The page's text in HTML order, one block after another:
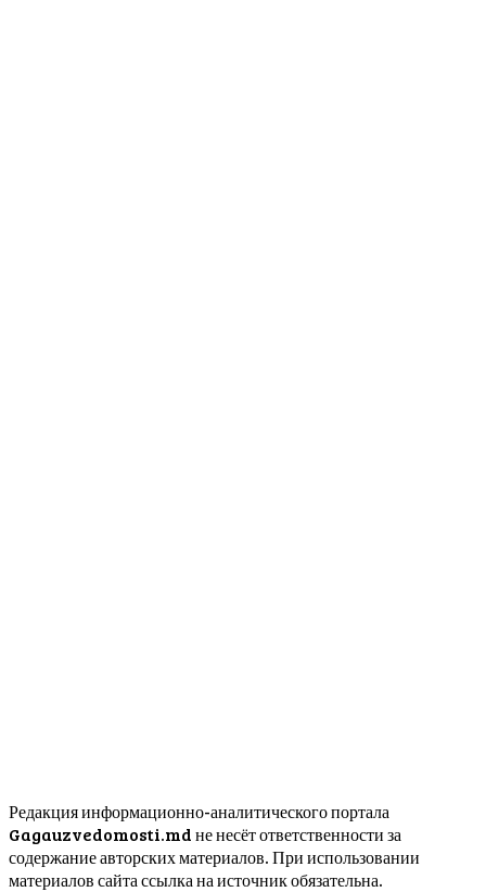
Редакция информационно-аналитического портала
Gagauzvedomosti.md не несёт ответственности за
содержание авторских материалов. При использовании
материалов сайта ссылка на источник обязательна.